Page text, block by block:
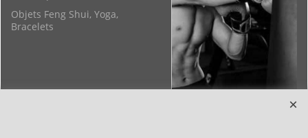
Objets Feng Shui, Yoga,
Bracelets